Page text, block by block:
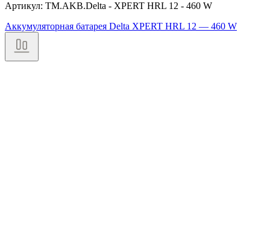
Артикул: TM.AKB.Delta - XPERT HRL 12 - 460 W
Аккумуляторная батарея Delta XPERT HRL 12 — 460 W